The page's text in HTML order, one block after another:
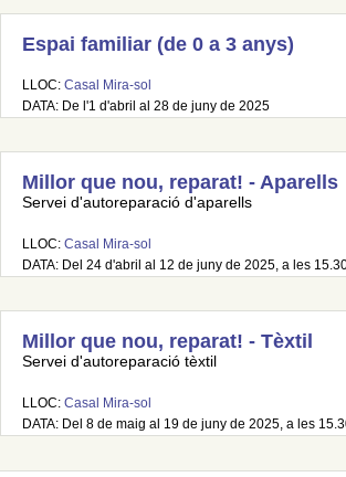
Espai familiar (de 0 a 3 anys)
LLOC: Casal Mira-sol
DATA: De l'1 d'abril al 28 de juny de 2025
Millor que nou, reparat! - Aparells
Servei d'autoreparació d'aparells
LLOC: Casal Mira-sol
DATA: Del 24 d'abril al 12 de juny de 2025, a les
Millor que nou, reparat! - Tèxtil
Servei d'autoreparació tèxtil
LLOC: Casal Mira-sol
DATA: Del 8 de maig al 19 de juny de 2025, a les